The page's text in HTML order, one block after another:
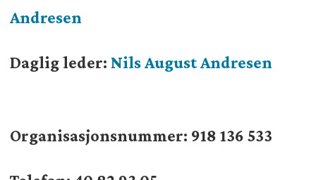
Andresen
Daglig leder: Nils August Andresen
Organisasjonsnummer: 918 136 533